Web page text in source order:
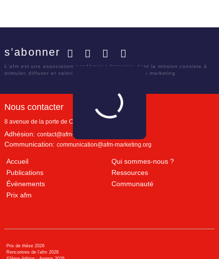
s’abonner
L'afm est une association académique française dont la mission consiste à
stimuler, diffuser et valoriser le savoir scientifique en marketing.
Nous contacter
8 avenue de la porte de Champerret
Adhésion: contact@afm-marketing.org
Communication: communication@afm-marketing.org
Accueil
Qui sommes-nous ?
Publications
Ressources
Évènements
Communauté
Prix afm
Prix de thèse 2026
Rencontres de l'afm 2026